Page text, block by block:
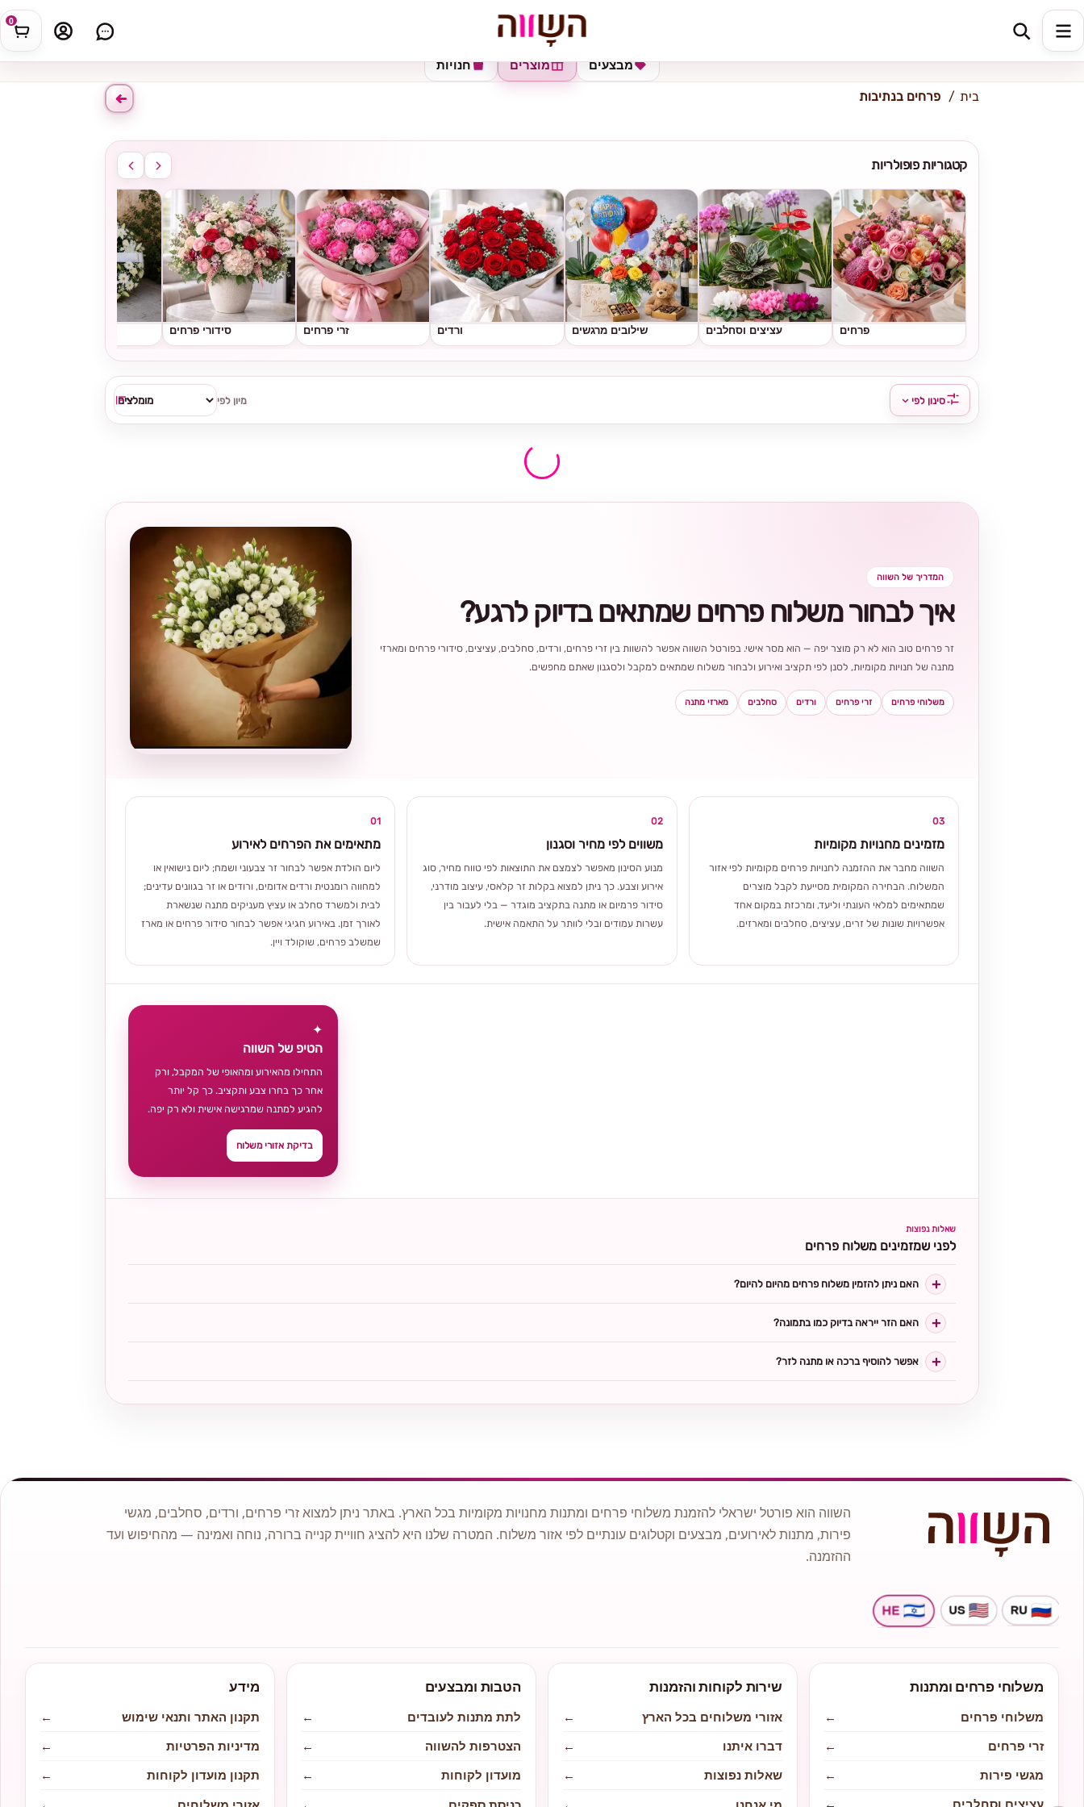
0 כתובת למשלוח
חנויות מוצרים מבצעים
בית פרחים בנתיבות
קטגוריות פופולריות
פרחים עציצים וסחלבים שילובים מרגשים ורדים זרי פרחים סידורי פרחים
מיון לפי סינון לפי
המדריך של השווה
איך לבחור משלוח פרחים שמתאים בדיוק לרגע?
זר פרחים טוב הוא לא רק מוצר יפה — הוא מסר אישי. בפורטל השווה אפשר להשוות בין זרי פרחים, ורדים, סחלבים, עציצים, סידורי פרחים ומארזי
מתנה של חנויות מקומיות, לסנן לפי תקציב ואירוע ולבחור משלוח שמתאים למקבל ולסגנון שאתם מחפשים.
משלוחי פרחים זרי פרחים ורדים סחלבים מארזי מתנה
01
מתאימים את הפרחים לאירוע
ליום הולדת אפשר לבחור זר צבעוני ושמח; ליום נישואין או
למחווה רומנטית ורדים אדומים, ורודים או זר בגוונים עדינים;
לבית ולמשרד סחלב או עציץ מעניקים מתנה שנשארת
לאורך זמן. באירוע חגיגי אפשר לבחור סידור פרחים או מארז
שמשלב פרחים, שוקולד ויין.
02
משווים לפי מחיר וסגנון
מנוע הסינון מאפשר לצמצם את התוצאות לפי טווח מחיר, סוג
אירוע וצבע. כך ניתן למצוא בקלות זר קלאסי, עיצוב מודרני,
סידור פרמיום או מתנה בתקציב מוגדר — בלי לעבור בין
עשרות עמודים ובלי לוותר על התאמה אישית.
03
מזמינים מחנויות מקומיות
השווה מחבר את ההזמנה לחנויות פרחים מקומיות לפי אזור
המשלוח. הבחירה המקומית מסייעת לקבל מוצרים
שמתאימים למלאי העונתי וליעד, ומרכזת במקום אחד
אפשרויות שונות של זרים, עציצים, סחלבים ומארזים.
✦
הטיפ של השווה
התחילו מהאירוע ומהאופי של המקבל, ורק
אחר כך בחרו צבע ותקציב. כך קל יותר
להגיע למתנה שמרגישה אישית ולא רק יפה.
בדיקת אזורי משלוח
שאלות נפוצות
לפני שמזמינים משלוח פרחים
האם ניתן להזמין משלוח פרחים מהיום להיום?
האם הזר ייראה בדיוק כמו בתמונה?
אפשר להוסיף ברכה או מתנה לזר?
השווה הוא פורטל ישראלי להזמנת משלוחי פרחים ומתנות מחנויות מקומיות בכל הארץ. באתר ניתן למצוא זרי פרחים, ורדים, סחלבים, מגשי
פירות, מתנות לאירועים, מבצעים וקטלוגים עונתיים לפי אזור משלוח. המטרה שלנו היא להציג חוויית קנייה ברורה, נוחה ואמינה — מהחיפוש ועד
ההזמנה.
משלוחי פרחים ומתנות
משלוחי פרחים
←
זרי פרחים
←
מגשי פירות
←
שירות לקוחות והזמנות
אזורי משלוחים בכל הארץ
←
דברו איתנו
←
שאלות נפוצות
←
הטבות ומבצעים
לתת מתנות לעובדים
←
הצטרפות להשווה
←
מועדון לקוחות
←
מידע
תקנון האתר ותנאי שימוש
←
מדיניות הפרטיות
←
תקנון מועדון לקוחות
←